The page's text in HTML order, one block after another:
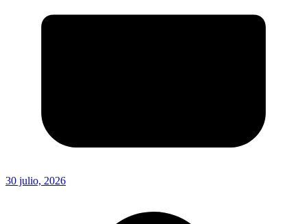
30 julio, 2026